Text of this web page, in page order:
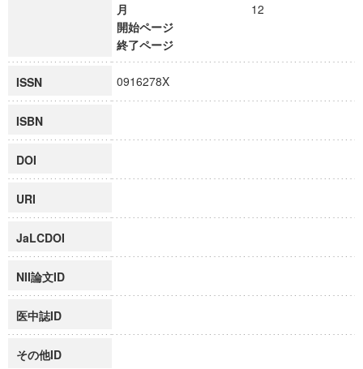
月
12
開始ページ
終了ページ
ISSN 0916278X
ISBN
DOI
URI
JaLCDOI
NII論文ID
医中誌ID
その他ID